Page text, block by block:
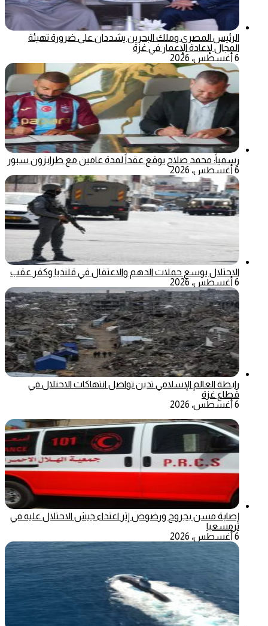
الرئيس المصري وملك البحرين يشددان على ضرورة تهيئة
المجال لإعادة الإعمار في غزة
6 أغسطس، 2026
رسمياً: محمد صلاح يوقع عقداً لمدة عامين مع طرابزون سبور
6 أغسطس، 2026
الاحتلال يوسع حملات الدهم والاعتقال في قلنديا وكفر عقب
6 أغسطس، 2026
رابطة العالم الإسلامي تدين تواصل انتهاكات الاحتلال في
قطاع غزة
6 أغسطس، 2026
إصابة مسن بجروح ورضوض إثر اعتداء جيش الاحتلال عليه في
ترمسعيا
6 أغسطس، 2026